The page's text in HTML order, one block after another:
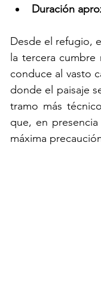
Duración
Desde el refugio,
la tercera cumbre
conduce al vasto
donde el paisaje
tramo más
que, en
máxima